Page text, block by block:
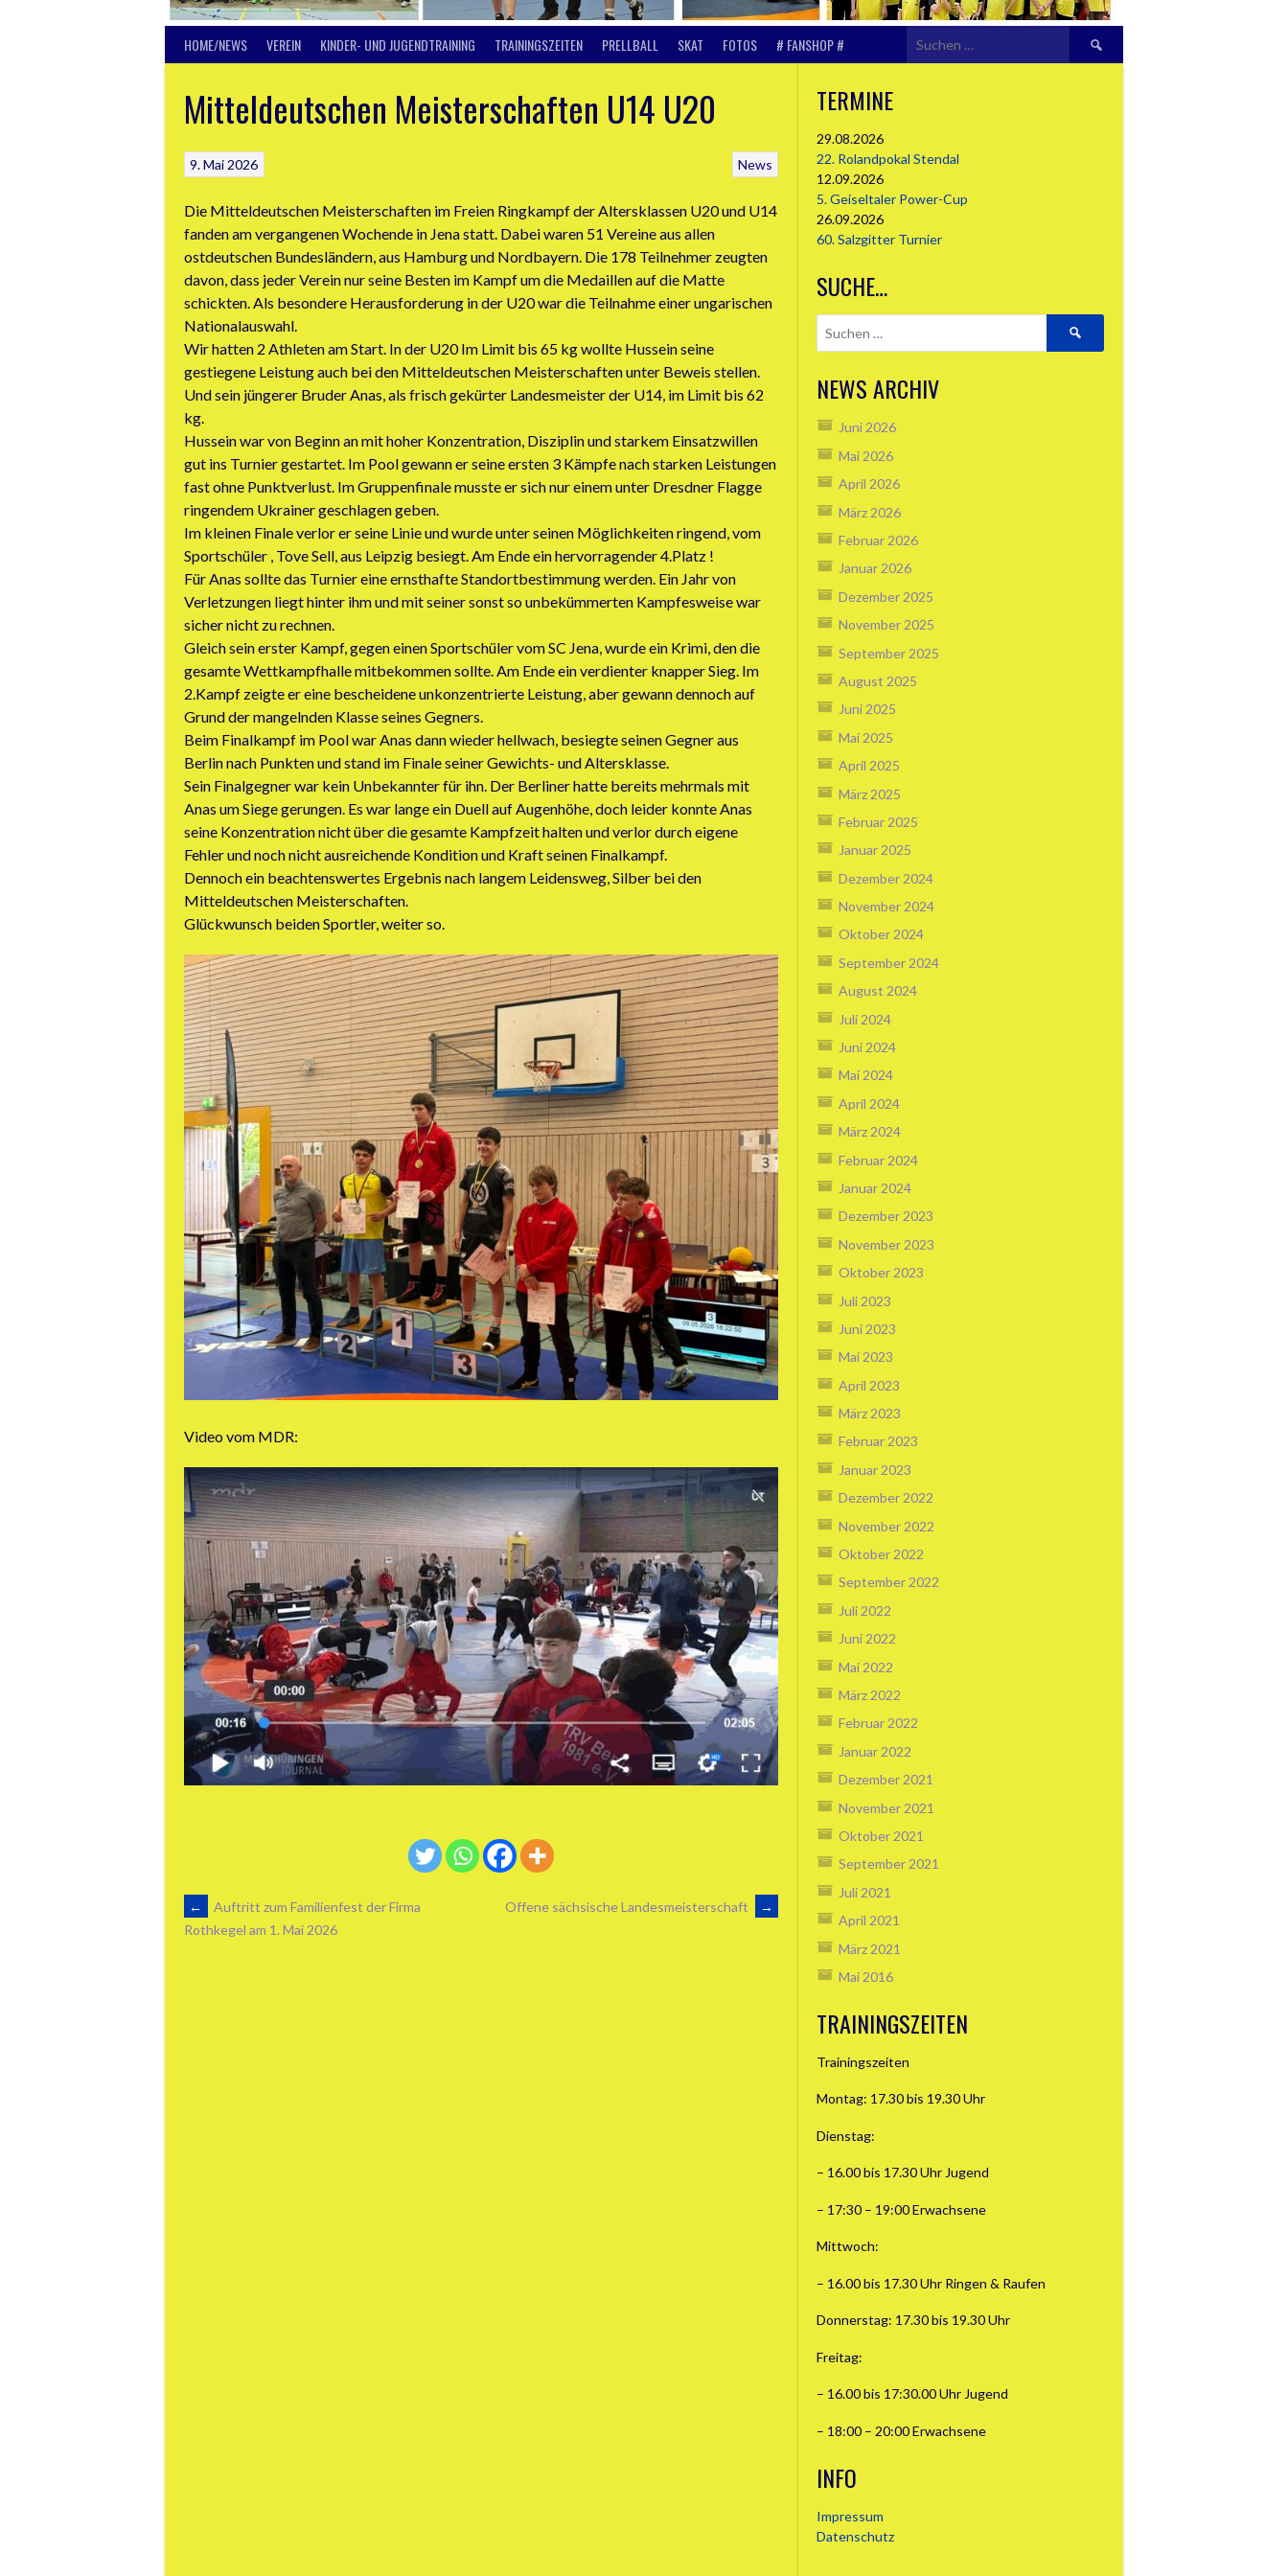
HOME/NEWS VEREIN KINDER- UND JUGENDTRAINING TRAININGSZEITEN PRELLBALL SKAT FOTOS # FANSHOP #
Suchen
nach:
Mitteldeutschen Meisterschaften U14 U20
News
9. Mai 2026
Die Mitteldeutschen Meisterschaften im Freien Ringkampf der Altersklassen U20 und U14
fanden am vergangenen Wochende in Jena statt. Dabei waren 51 Vereine aus allen
ostdeutschen Bundesländern, aus Hamburg und Nordbayern. Die 178 Teilnehmer zeugten
davon, dass jeder Verein nur seine Besten im Kampf um die Medaillen auf die Matte
schickten. Als besondere Herausforderung in der U20 war die Teilnahme einer ungarischen
Nationalauswahl.
Wir hatten 2 Athleten am Start. In der U20 Im Limit bis 65 kg wollte Hussein seine
gestiegene Leistung auch bei den Mitteldeutschen Meisterschaften unter Beweis stellen.
Und sein jüngerer Bruder Anas, als frisch gekürter Landesmeister der U14, im Limit bis 62
kg.
Hussein war von Beginn an mit hoher Konzentration, Disziplin und starkem Einsatzwillen
gut ins Turnier gestartet. Im Pool gewann er seine ersten 3 Kämpfe nach starken Leistungen
fast ohne Punktverlust. Im Gruppenfinale musste er sich nur einem unter Dresdner Flagge
ringendem Ukrainer geschlagen geben.
Im kleinen Finale verlor er seine Linie und wurde unter seinen Möglichkeiten ringend, vom
Sportschüler , Tove Sell, aus Leipzig besiegt. Am Ende ein hervorragender 4.Platz !
Für Anas sollte das Turnier eine ernsthafte Standortbestimmung werden. Ein Jahr von
Verletzungen liegt hinter ihm und mit seiner sonst so unbekümmerten Kampfesweise war
sicher nicht zu rechnen.
Gleich sein erster Kampf, gegen einen Sportschüler vom SC Jena, wurde ein Krimi, den die
gesamte Wettkampfhalle mitbekommen sollte. Am Ende ein verdienter knapper Sieg. Im
2.Kampf zeigte er eine bescheidene unkonzentrierte Leistung, aber gewann dennoch auf
Grund der mangelnden Klasse seines Gegners.
Beim Finalkampf im Pool war Anas dann wieder hellwach, besiegte seinen Gegner aus
Berlin nach Punkten und stand im Finale seiner Gewichts- und Altersklasse.
Sein Finalgegner war kein Unbekannter für ihn. Der Berliner hatte bereits mehrmals mit
Anas um Siege gerungen. Es war lange ein Duell auf Augenhöhe, doch leider konnte Anas
seine Konzentration nicht über die gesamte Kampfzeit halten und verlor durch eigene
Fehler und noch nicht ausreichende Kondition und Kraft seinen Finalkampf.
Dennoch ein beachtenswertes Ergebnis nach langem Leidensweg, Silber bei den
Mitteldeutschen Meisterschaften.
Glückwunsch beiden Sportler, weiter so.
Video vom MDR:
ARTIKEL-
←
Auftritt zum Familienfest der Firma
Rothkegel am 1. Mai 2026
Offene sächsische Landesmeisterschaft →
TERMINE
29.08.2026
22. Rolandpokal Stendal
12.09.2026
5. Geiseltaler Power-Cup
26.09.2026
60. Salzgitter Turnier
SUCHE…
Suchen
NEWS ARCHIV
Juni 2026
Mai 2026
April 2026
März 2026
Februar 2026
Januar 2026
Dezember 2025
November 2025
September 2025
August 2025
Juni 2025
Mai 2025
April 2025
März 2025
Februar 2025
Januar 2025
Dezember 2024
November 2024
Oktober 2024
September 2024
August 2024
Juli 2024
Juni 2024
Mai 2024
April 2024
März 2024
Februar 2024
Januar 2024
Dezember 2023
November 2023
Oktober 2023
Juli 2023
Juni 2023
Mai 2023
April 2023
März 2023
Februar 2023
Januar 2023
Dezember 2022
November 2022
Oktober 2022
September 2022
Juli 2022
Juni 2022
Mai 2022
März 2022
Februar 2022
Januar 2022
Dezember 2021
November 2021
Oktober 2021
September 2021
Juli 2021
April 2021
März 2021
Mai 2016
TRAININGSZEITEN
Trainingszeiten
Montag: 17.30 bis 19.30 Uhr
Dienstag:
– 16.00 bis 17.30 Uhr Jugend
– 17:30 – 19:00 Erwachsene
Mittwoch:
– 16.00 bis 17.30 Uhr Ringen & Raufen
Donnerstag: 17.30 bis 19.30 Uhr
Freitag:
– 16.00 bis 17:30.00 Uhr Jugend
– 18:00 – 20:00 Erwachsene
INFO
Impressum
Datenschutz